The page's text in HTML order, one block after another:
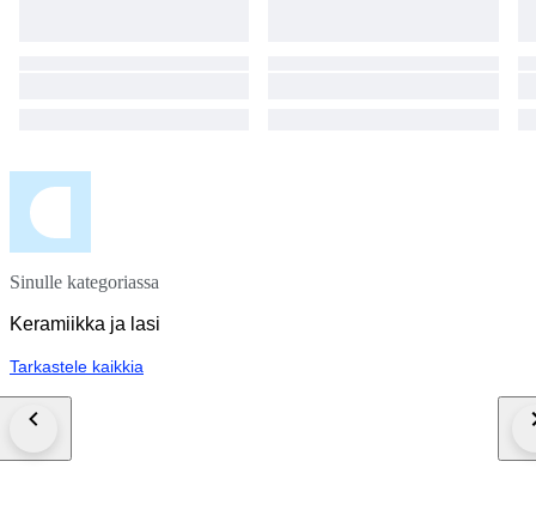
Sinulle kategoriassa
Keramiikka ja lasi
Tarkastele kaikkia